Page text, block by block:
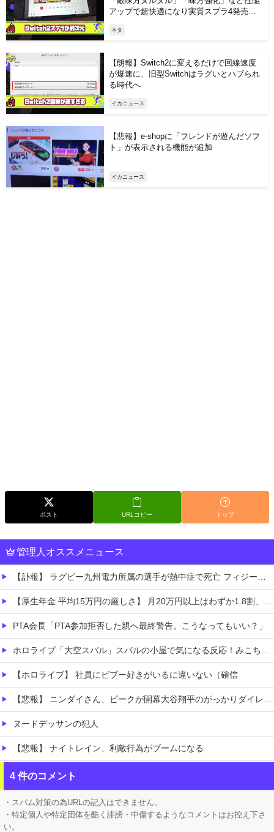
アップで超快適になり実質スプラ4発売日
ネタ
【朗報】Switch2に変えるだけで回線速度
が爆速に、旧型Switchはラグいとハブられ
る時代へ
イカニュース
【悲報】e-shopに「フレンドが遊んだソフ
ト」が表示される機能が追加
イカニュース
ポスト URLコピー トップ
管理人オススメニュース
【訃報】 ラグビー九州電力所属の選手が熱中症で死亡 フィジー出身の26歳
【厚生年金 平均15万円の厳しさ】 月20万円以上はわずか1.8割、高齢夫婦は毎月4.2万円の赤字に
PTA会長「PTA参加拒否した親へ最終警告。こうなってもいい？」
ホロライブ「大空スバル」スバルの小屋で気になる反応！みこち怖かった発言フォローすることなく聞き流す「水宮枢」ぺこーらについては親しみ込めて語る
【ホロライブ】 社員にビブー好きがいるに違いない（確信
【悲報】 ニンダイさん、ピークが開幕大谷翔平のがっかりダイレクトだったと言われてしまう
ヌードデッサンの犯人
【悲報】 ナイトレイン、利敵行為がブームになる
男の趣味Tier表、ヤバすぎる
【朗報】 『ファイアーエムブレム 万紫千紅』真の主人公マイユニはキャラメイクが可能
4 件のコメント
・スパム対策の為URLの記入はできません。
・特定個人や特定団体を酷く誹謗・中傷するようなコメントはお控え下さ
い。